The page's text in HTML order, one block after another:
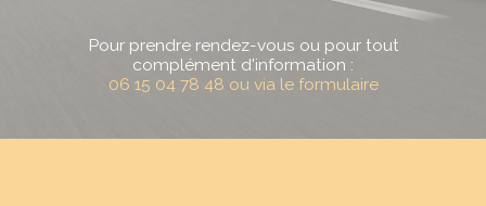
Pour prendre rendez-vous ou pour tout
complément d'information :
06 15 04 78 48 ou via le formulaire